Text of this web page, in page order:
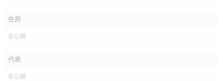
住所
非公開
代表
非公開